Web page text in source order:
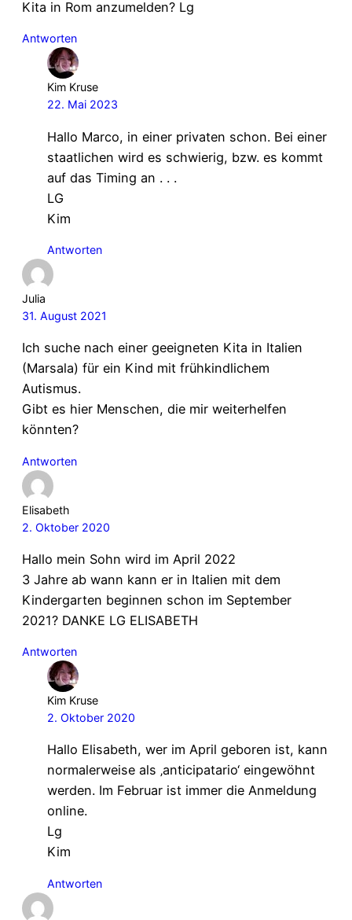
Kita in Rom anzumelden? Lg
Antworten
Kim Kruse
22. Mai 2023
Hallo Marco, in einer privaten schon. Bei einer
staatlichen wird es schwierig, bzw. es kommt
auf das Timing an . . .
LG
Kim
Antworten
Julia
31. August 2021
Ich suche nach einer geeigneten Kita in Italien
(Marsala) für ein Kind mit frühkindlichem
Autismus.
Gibt es hier Menschen, die mir weiterhelfen
könnten?
Antworten
Elisabeth
2. Oktober 2020
Hallo mein Sohn wird im April 2022
3 Jahre ab wann kann er in Italien mit dem
Kindergarten beginnen schon im September
2021? DANKE LG ELISABETH
Antworten
Kim Kruse
2. Oktober 2020
Hallo Elisabeth, wer im April geboren ist, kann
normalerweise als ‚anticipatario‘ eingewöhnt
werden. Im Februar ist immer die Anmeldung
online.
Lg
Kim
Antworten